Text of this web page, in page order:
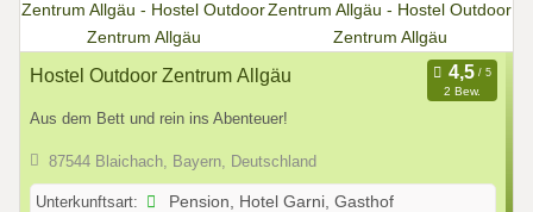
Hostel Outdoor Zentrum Allgäu
2 Bew.
Aus dem Bett und rein ins Abenteuer!
87544 Blaichach, Bayern, Deutschland
Unterkunftsart:
Pension, Hotel Garni, Gasthof